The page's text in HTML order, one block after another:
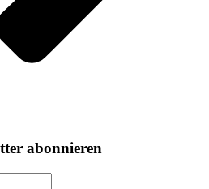
abonnieren